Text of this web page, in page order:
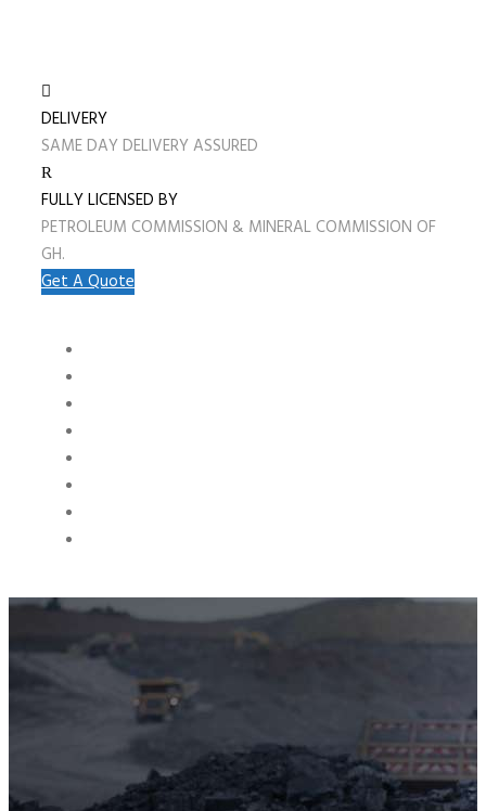
DELIVERY
SAME DAY DELIVERY ASSURED
FULLY LICENSED BY
PETROLEUM COMMISSION & MINERAL COMMISSION OF
GH.
Get A Quote